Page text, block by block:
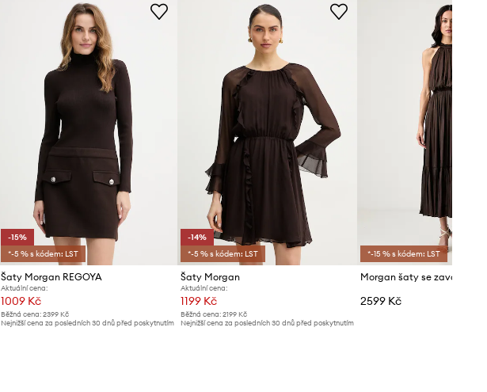
-15%
*-5 % s kódem: LST
Šaty Morgan REGOYA
Aktuální cena:
1009 Kč
Běžná cena: 2399 Kč
Nejnižší cena za posledních 30 dnů před poskytnutím
-14%
*-5 % s kódem: LST
Šaty Morgan
Aktuální cena:
1199 Kč
Běžná cena:2199 Kč
Nejnižší cena za posledních 30 dnů před poskytnutím
*-15 % s kódem: LST
2599 Kč